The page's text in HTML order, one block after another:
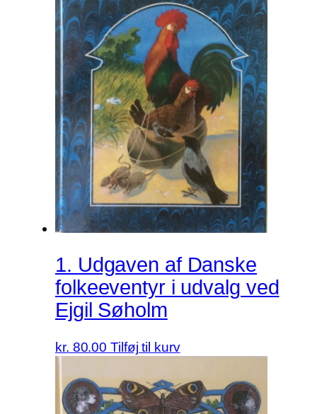
1. Udgaven af Danske
folkeeventyr i udvalg ved
Ejgil Søholm
kr. 80.00 Tilføj til kurv